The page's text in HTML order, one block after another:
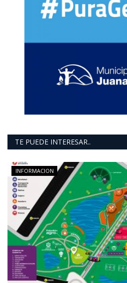
TE PUEDE INTERESAR..
INFORMACION